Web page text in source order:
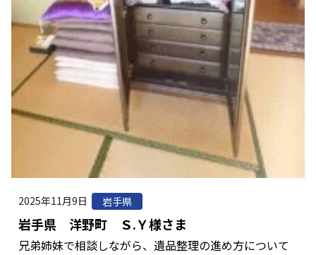
2025年11月9日 岩手県
岩手県 洋野町 Ｓ.Ｙ様さま
兄弟姉妹で相談しながら、遺品整理の進め方について